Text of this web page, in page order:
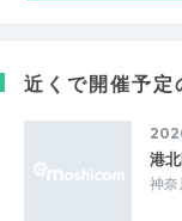
近くで開催予定
港
神奈